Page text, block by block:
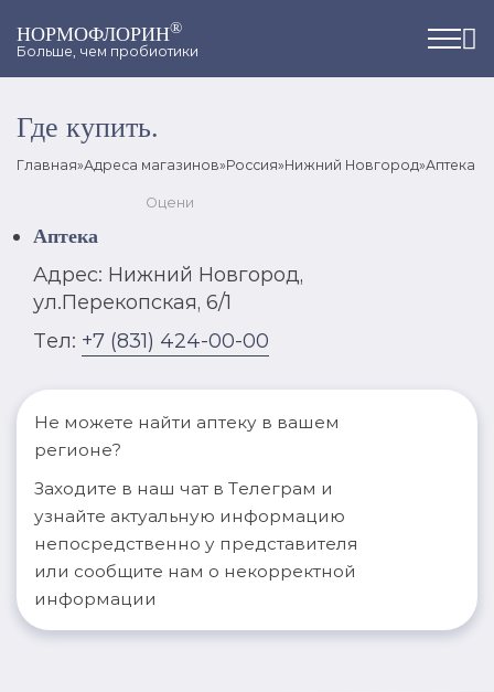
НОРМОФЛОРИН®
Больше, чем пробиотики
Где купить.
Главная»Адреса магазинов»Россия»Нижний Новгород»Аптека
Оцени
Аптека
Адрес: Нижний Новгород,
ул.Перекопская, 6/1
Тел: +7 (831) 424‑00-00
Не можете найти аптеку в вашем
регионе?
Заходите в наш чат в Телеграм и
узнайте актуальную информацию
непосредственно у представителя
или сообщите нам о некорректной
информации